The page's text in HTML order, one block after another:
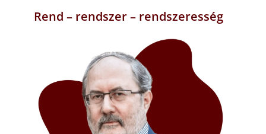
Rend – rendszer – rendszeresség